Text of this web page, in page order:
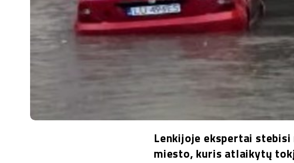
u
k
Lenkijoje ekspertai
miesto, kuris atlaikytų